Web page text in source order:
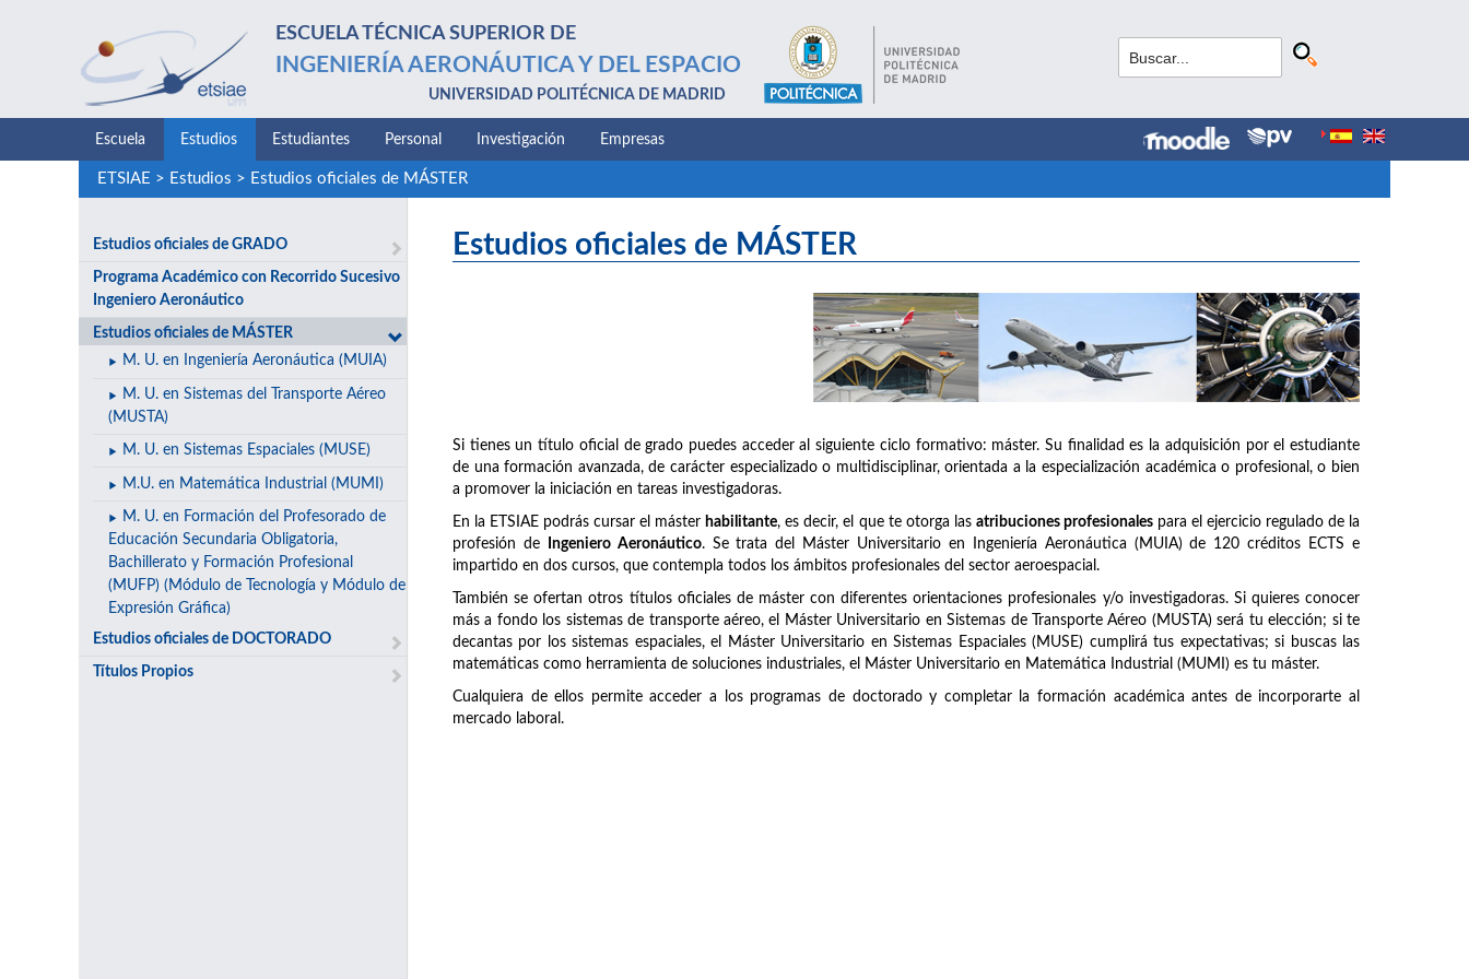
ESCUELA TÉCNICA SUPERIOR DE
INGENIERÍA AERONÁUTICA Y DEL ESPACIO
UNIVERSIDAD POLITÉCNICA DE MADRID
Escuela Estudios Estudiantes Personal Investigación Empresas
ETSIAE > Estudios > Estudios oficiales de MÁSTER
Estudios oficiales de GRADO
Programa Académico con Recorrido Sucesivo
Ingeniero Aeronáutico
Estudios oficiales de MÁSTER
M. U. en Ingeniería Aeronáutica (MUIA)
M. U. en Sistemas del Transporte Aéreo
(MUSTA)
M. U. en Sistemas Espaciales (MUSE)
M.U. en Matemática Industrial (MUMI)
M. U. en Formación del Profesorado de
Educación Secundaria Obligatoria,
Bachillerato y Formación Profesional
(MUFP) (Módulo de Tecnología y Módulo de
Expresión Gráfica)
Estudios oficiales de DOCTORADO
Títulos Propios
Estudios oficiales de MÁSTER
Si tienes un título oficial de grado puedes acceder al siguiente ciclo formativo: máster. Su finalidad es la adquisición por el estudiante
de una formación avanzada, de carácter especializado o multidisciplinar, orientada a la especialización académica o profesional, o bien
a promover la iniciación en tareas investigadoras.
En la ETSIAE podrás cursar el máster habilitante, es decir, el que te otorga las atribuciones profesionalespara el ejercicio regulado de la
profesión de
Ingeniero Aeronáutico. Se trata del Máster Universitario en Ingeniería Aeronáutica (MUIA) de 120 créditos ECTS e
impartido en dos cursos, que contempla todos los ámbitos profesionales del sector aeroespacial.
También se ofertan otros títulos oficiales de máster con diferentes orientaciones profesionales y/o investigadoras. Si quieres conocer
más a fondo los sistemas de transporte aéreo, el Máster Universitario en Sistemas de Transporte Aéreo (MUSTA) será tu elección; si te
decantas por los sistemas espaciales, el Máster Universitario en Sistemas Espaciales (MUSE) cumplirá tus expectativas; si buscas las
matemáticas como herramienta de soluciones industriales, el Máster Universitario en Matemática Industrial (MUMI) es tu máster.
Cualquiera de ellos permite acceder a los programas de doctorado y completar la formación académica antes de incorporarte al
mercado laboral.